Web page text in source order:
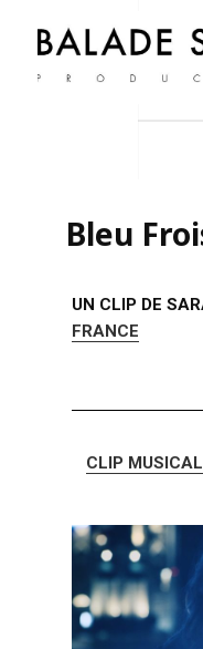
Bleu
UN CLIP DE
FRANCE
CLIP